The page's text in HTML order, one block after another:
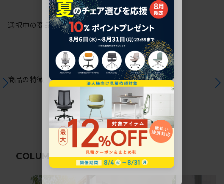
選択中の商品情報注意事項
商品の特徴
COLUMN関連コラム